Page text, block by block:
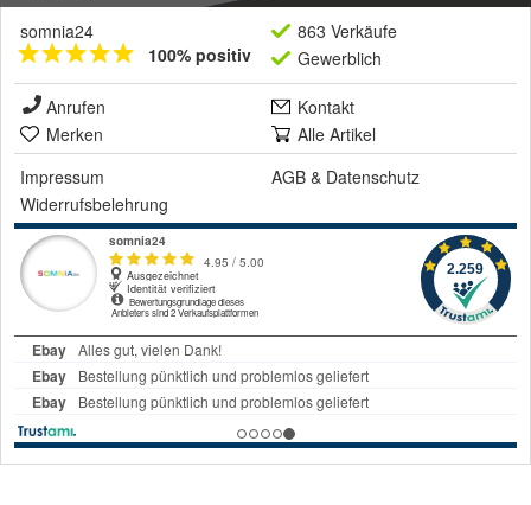
somnia24
100% positiv
863 Verkäufe
Gewerblich
Anrufen
Kontakt
Merken
Alle Artikel
Impressum
AGB & Datenschutz
Widerrufsbelehrung